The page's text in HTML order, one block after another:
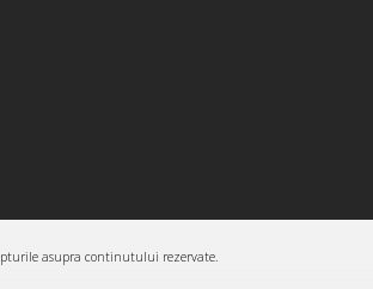
asupra continutului rezervate.